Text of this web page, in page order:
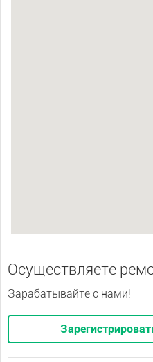
Осуществляете
Зарабатывайте с нами!